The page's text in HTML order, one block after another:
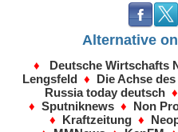
. .
Alternative
♦ Deutsche Wirtschafts
Lengsfeld ♦ Die Achse
Russia today deutsch♦
♦ Sputniknews ♦ Non
♦ Kraftzeitung♦